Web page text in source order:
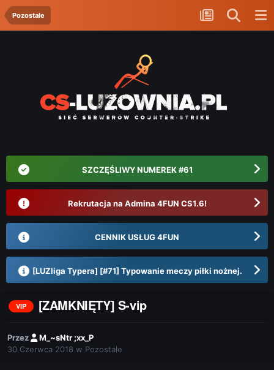
Pozostałe
SZCZĘŚLIWY NUMEREK #61
Rekrutacja na Admina 4FUN CS1.6!
CENNIK USŁUG 4FUN
[LUZliga Typera] [#71] Typowanie meczy piłki nożnej.
VIP [ZAMKNIĘTY] S-vip
Przez
M_~sNtr ;xx_P
30 Czerwca 2018 w Pozostałe